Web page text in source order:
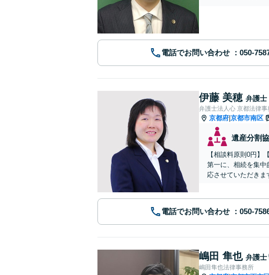
電話でお問い合わせ
伊藤 美穂 弁護士
弁護士法人心 京都法律事
京都府 京都市南区
遺産分割
【相談料原則0円
第一に、相続を集中
応させていただきま
電話でお問い合わせ
嶋田 隼也 弁護士
嶋田隼也法律事務所